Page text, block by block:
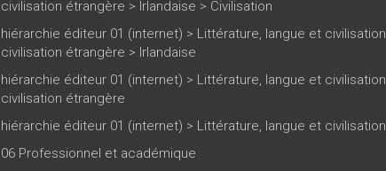
civilisation étrangère > Irlandaise > Civilisation
hiérarchie éditeur 01 (internet) > Littérature, langue et civilisation
civilisation étrangère > Irlandaise
hiérarchie éditeur 01 (internet) > Littérature, langue et civilisation
civilisation étrangère
hiérarchie éditeur 01 (internet) > Littérature, langue et civilisation
06 Professionnel et académique